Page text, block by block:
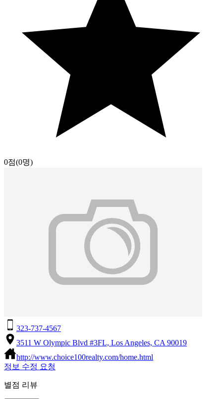
0점(0명)
323-737-4567
3511 W Olympic Blvd #3FL, Los Angeles, CA 90019
http://www.choice100realty.com/home.html
정보 수정 요청
별점 리뷰